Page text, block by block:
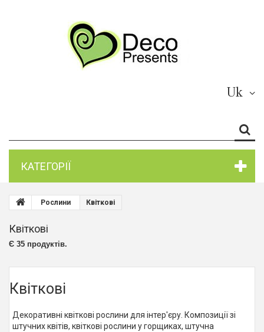
Uk
КАТЕГОРІЇ
Рослини Квіткові
Квіткові
Є 35 продуктів.
Квіткові
Декоративні квіткові рослини для інтер'єру. Композиції зі
штучних квітів, квіткові рослини у горщиках, штучна